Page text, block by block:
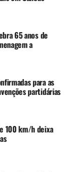
65 anos de
a
para as
partidárias
100 km/h deixa